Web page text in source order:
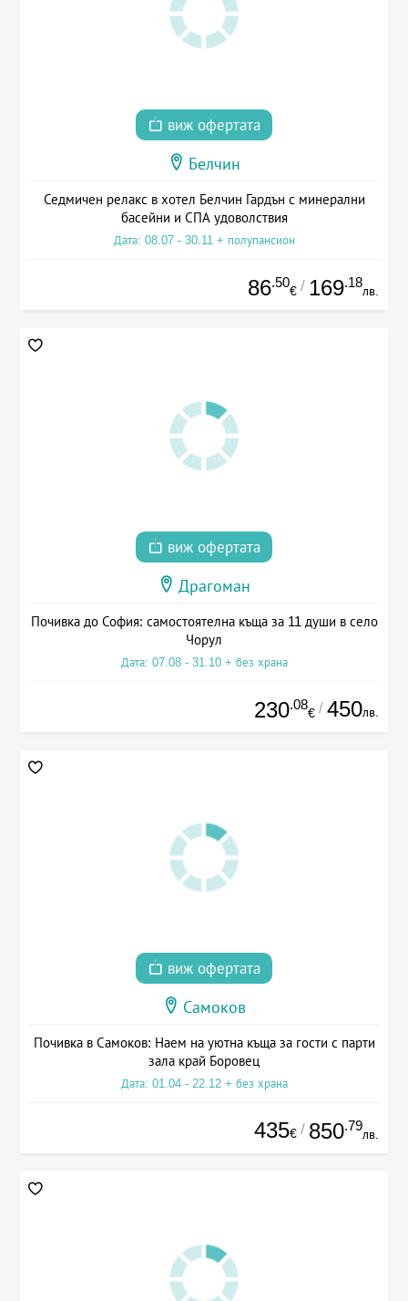
виж офертата
Белчин
Седмичен релакс в хотел Белчин Гардън с минерални
басейни и СПА удоволствия
Дата: 08.07 - 30.11 + полупансион
86.50
€ / 169.18
лв.
виж офертата
Драгоман
Почивка до София: самостоятелна къща за 11 души в село
Чорул
Дата: 07.08 - 31.10 + без храна
230.08
€ / 450лв.
виж офертата
Самоков
Почивка в Самоков: Наем на уютна къща за гости с парти
зала край Боровец
Дата: 01.04 - 22.12 + без храна
435€ / 850.79
лв.